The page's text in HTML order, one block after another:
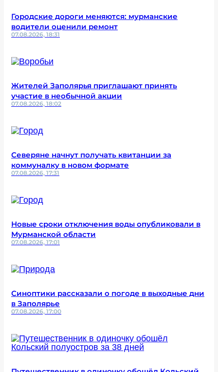
Городские дороги меняются: мурманские
водители оценили ремонт
07.08.2026, 18:31
Жителей Заполярья приглашают принять
участие в необычной акции
07.08.2026, 18:02
Северяне начнут получать квитанции за
коммуналку в новом формате
07.08.2026, 17:31
Новые сроки отключения воды опубликовали в
Мурманской области
07.08.2026, 17:01
Синоптики рассказали о погоде в выходные дни
в Заполярье
07.08.2026, 17:00